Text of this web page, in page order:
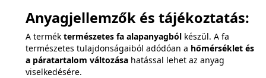
Anyagjellemzők és tájékoztatás:
A termék természetes fa alapanyagbólkészül. A fa
természetes tulajdonságaiból adódóan a hőmérséklet és
a páratartalom változásahatással lehet az anyag
viselkedésére.